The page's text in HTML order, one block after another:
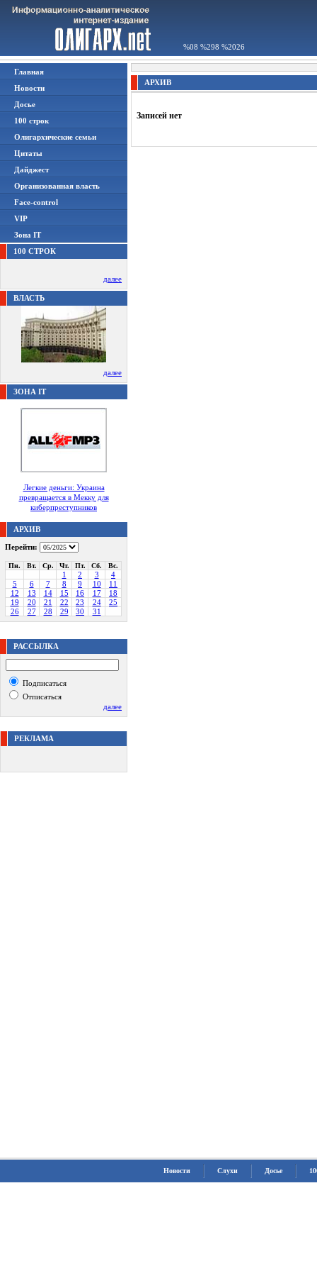
%08 %298 %2026
Главная
Новости
Досье
100 строк
Олигархические семьи
Цитаты
Дайджест
Организованная власть
Face-control
VIP
Зона IT
100 СТРОК
далее
ВЛАСТЬ
далее
ЗОНА IT
Легкие деньги: Украина
превращается в Мекку для
киберпреступников
АРХИВ
Перейти:
Пн. Вт. Ср. Чт. Пт. Сб. Вс.
1 2 3
4
5
6 7 8 9 10
11
12
13 14 15 16 17
18
19
20 21 22 23 24
25
26
27 28 29 30 31
РАССЫЛКА
Подписаться
Отписаться
далее
РЕКЛАМА
АРХИВ
Записей нет
Новости Слухи Досье